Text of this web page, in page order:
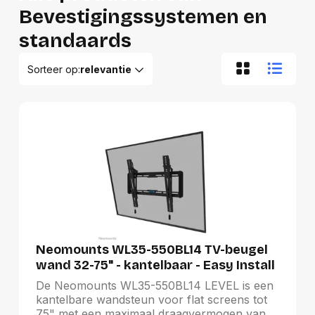
Bevestigingssystemen en
standaards
Sorteer op:relevantie
Goedkoopste eerst
Neomounts WL35-550BL14 TV-beugel
wand 32-75" - kantelbaar - Easy Install
De Neomounts WL35-550BL14 LEVEL is een
kantelbare wandsteun voor flat screens tot